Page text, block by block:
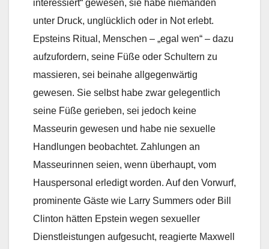
interessiert“ gewesen, sie habe niemanden
unter Druck, unglücklich oder in Not erlebt.
Epsteins Ritual, Menschen – „egal wen“ – dazu
aufzufordern, seine Füße oder Schultern zu
massieren, sei beinahe allgegenwärtig
gewesen. Sie selbst habe zwar gelegentlich
seine Füße gerieben, sei jedoch keine
Masseurin gewesen und habe nie sexuelle
Handlungen beobachtet. Zahlungen an
Masseurinnen seien, wenn überhaupt, vom
Hauspersonal erledigt worden. Auf den Vorwurf,
prominente Gäste wie Larry Summers oder Bill
Clinton hätten Epstein wegen sexueller
Dienstleistungen aufgesucht, reagierte Maxwell